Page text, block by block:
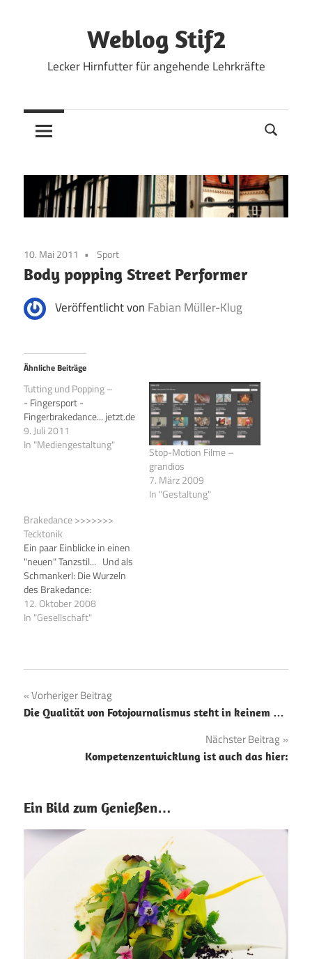
Weblog Stif2
Lecker Hirnfutter für angehende Lehrkräfte
10. Mai 2011 Sport
Body popping Street Performer
Veröffentlicht von Fabian Müller-Klug
Ähnliche Beiträge
Tutting und Popping –
- Fingersport -
Fingerbrakedance... jetzt.de
9. Juli 2011
In "Mediengestaltung"
Stop-Motion Filme –
grandios
7. März 2009
In "Gestaltung"
Brakedance >>>>>>>
Tecktonik
Ein paar Einblicke in einen
"neuen" Tanzstil... Und als
Schmankerl: Die Wurzeln
des Brakedance:
12. Oktober 2008
In "Gesellschaft"
Beitragsnavigation
Vorheriger Beitrag
Die Qualität von Fotojournalismus steht in keinem …
Nächster Beitrag
Kompetenzentwicklung ist auch das hier:
Ein Bild zum Genießen…